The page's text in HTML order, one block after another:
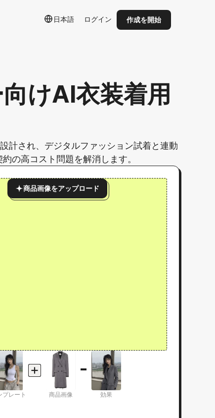
日本語 ログイン 作成を開始
けAI衣装着用
計され、デジタルファッション試着と連動
の高コスト問題を解消します。
商品画像をアップロード
プレート 商品画像 効果